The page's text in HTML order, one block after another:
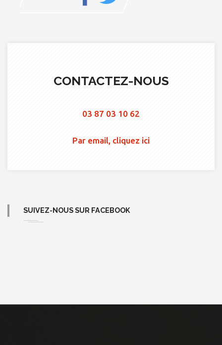
CONTACTEZ-NOUS
03 87 03 10 62
Par email, cliquez ici
SUIVEZ-NOUS SUR FACEBOOK